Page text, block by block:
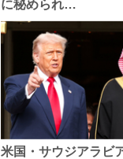
に秘められ…
米国・サウジアラビ